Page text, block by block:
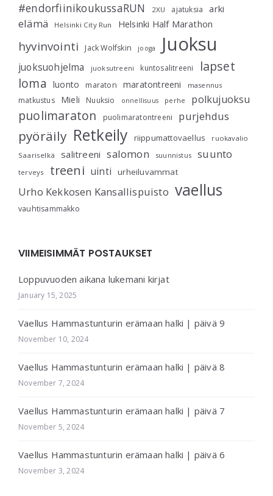
#endorfiinikoukussaRUN 2XU ajatuksia arki
elämä Helsinki City Run Helsinki Half Marathon
hyvinvointi Jack Wolfskin jooga Juoksu
juoksuohjelma juoksutreeni kuntosalitreeni
lapset
loma
luonto maraton maratontreeni masennus
matkustus Mieli Nuuksio onnellisuus perhe polkujuoksu
puolimaraton puolimaratontreeni purjehdus
pyöräily Retkeily riippumattovaellus
ruokavalio
Saariselkä
salitreeni salomon suunnistus suunto
terveys treeni uinti urheiluvammat
Urho Kekkosen Kansallispuisto vaellus
vauhtisammakko
VIIMEISIMMÄT POSTAUKSET
Loppuvuoden aikana lukemani kirjat
January 15, 2025
Vaellus Hammastunturin erämaan halki | päivä 9
November 10, 2024
Vaellus Hammastunturin erämaan halki | päivä 8
November 7, 2024
Vaellus Hammastunturin erämaan halki | päivä 7
November 5, 2024
Vaellus Hammastunturin erämaan halki | päivä 6
November 3, 2024